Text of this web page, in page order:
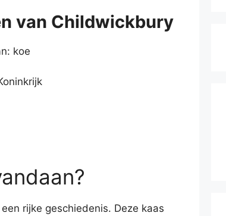
van Childwickbury
koe
rijke geschiedenis. Deze kaas